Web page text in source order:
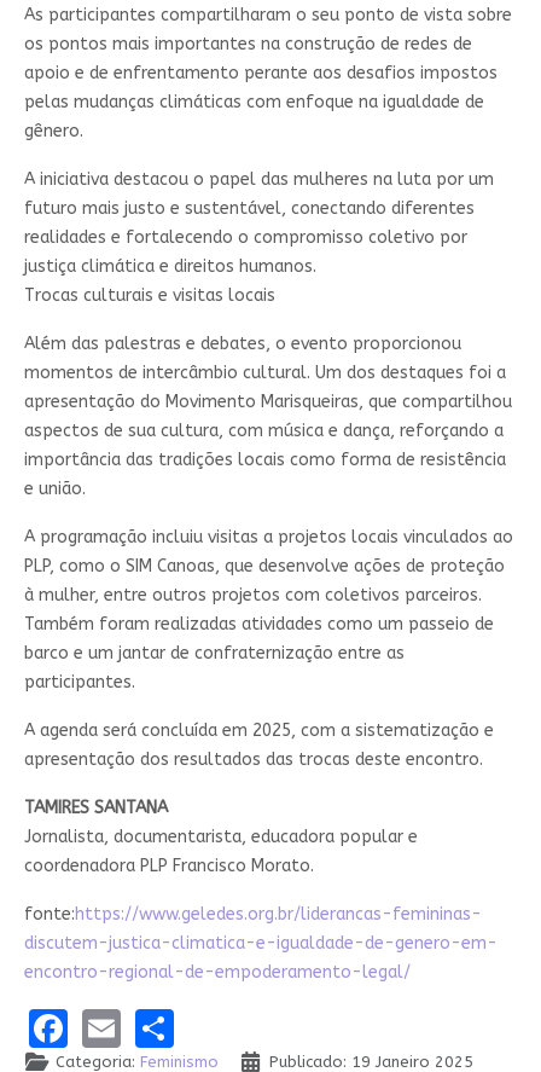
As participantes compartilharam o seu ponto de vista sobre
os pontos mais importantes na construção de redes de
apoio e de enfrentamento perante aos desafios impostos
pelas mudanças climáticas com enfoque na igualdade de
gênero.
A iniciativa destacou o papel das mulheres na luta por um
futuro mais justo e sustentável, conectando diferentes
realidades e fortalecendo o compromisso coletivo por
justiça climática e direitos humanos.
Trocas culturais e visitas locais
Além das palestras e debates, o evento proporcionou
momentos de intercâmbio cultural. Um dos destaques foi a
apresentação do Movimento Marisqueiras, que compartilhou
aspectos de sua cultura, com música e dança, reforçando a
importância das tradições locais como forma de resistência
e união.
A programação incluiu visitas a projetos locais vinculados ao
PLP, como o SIM Canoas, que desenvolve ações de proteção
à mulher, entre outros projetos com coletivos parceiros.
Também foram realizadas atividades como um passeio de
barco e um jantar de confraternização entre as
participantes.
A agenda será concluída em 2025, com a sistematização e
apresentação dos resultados das trocas deste encontro.
TAMIRES SANTANA
Jornalista, documentarista, educadora popular e
coordenadora PLP Francisco Morato.
fonte:https://www.geledes.org.br/liderancas-femininas-
discutem-justica-climatica-e-igualdade-de-genero-em-
encontro-regional-de-empoderamento-legal/
Facebook
EmailShare
Categoria: Feminismo
Publicado: 19 Janeiro 2025